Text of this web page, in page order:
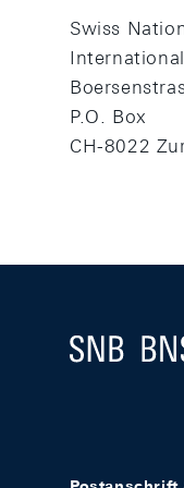
Swiss
P.O. Box
CH-8022
Footer
Logo